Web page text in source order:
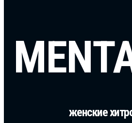
женские